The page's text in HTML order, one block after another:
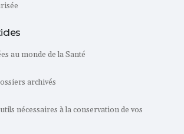
au monde de la Santé
archivés
nécessaires à la conservation de vos